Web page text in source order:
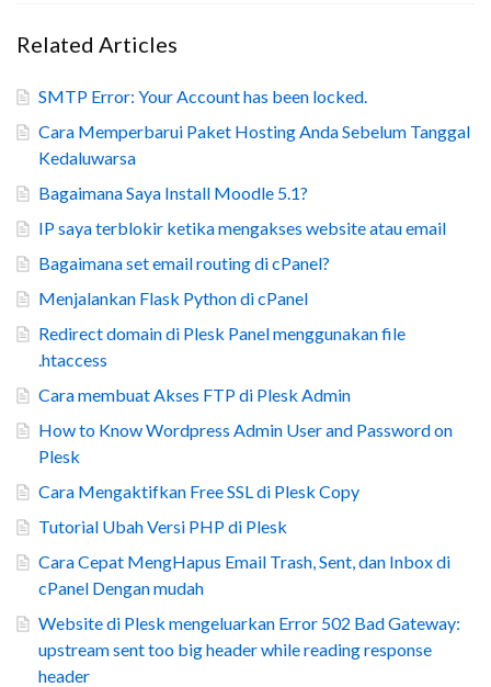
Related Articles
SMTP Error: Your Account has been locked.
Cara Memperbarui Paket Hosting Anda Sebelum Tanggal
Kedaluwarsa
Bagaimana Saya Install Moodle 5.1?
IP saya terblokir ketika mengakses website atau email
Bagaimana set email routing di cPanel?
Menjalankan Flask Python di cPanel
Redirect domain di Plesk Panel menggunakan file
.htaccess
Cara membuat Akses FTP di Plesk Admin
How to Know Wordpress Admin User and Password on
Plesk
Cara Mengaktifkan Free SSL di Plesk Copy
Tutorial Ubah Versi PHP di Plesk
Cara Cepat MengHapus Email Trash, Sent, dan Inbox di
cPanel Dengan mudah
Website di Plesk mengeluarkan Error 502 Bad Gateway:
upstream sent too big header while reading response
header